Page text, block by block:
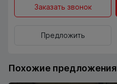
Заказать звонок
Предложить
Похожие предложения